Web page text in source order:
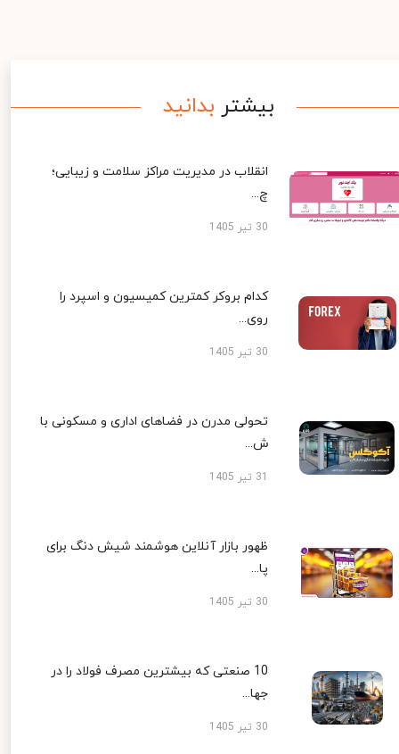
بیشتر بدانید
انقلاب در مدیریت مراکز سلامت و زیبایی؛
چ...
30 تیر 1405
کدام بروکر کمترین کمیسیون و اسپرد را
روی...
30 تیر 1405
تحولی مدرن در فضاهای اداری و مسکونی با
ش...
ظهور بازار آنلاین هوشمند شیش دنگ برای
پا...
30 تیر 1405
10 صنعتی که بیشترین مصرف فولاد را در
جها...
30 تیر 1405